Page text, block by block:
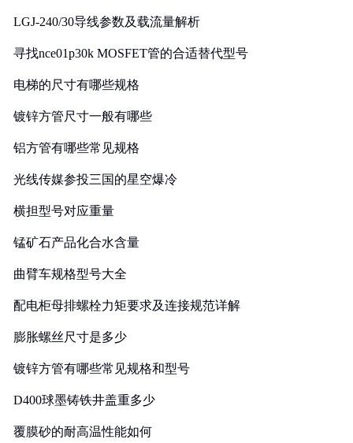
LGJ-240/30导线参数及载流量解析
寻找nce01p30k MOSFET管的合适替代型号
电梯的尺寸有哪些规格
镀锌方管尺寸一般有哪些
铝方管有哪些常见规格
光线传媒参投三国的星空爆冷
横担型号对应重量
锰矿石产品化合水含量
曲臂车规格型号大全
配电柜母排螺栓力矩要求及连接规范详解
膨胀螺丝尺寸是多少
镀锌方管有哪些常见规格和型号
D400球墨铸铁井盖重多少
覆膜砂的耐高温性能如何